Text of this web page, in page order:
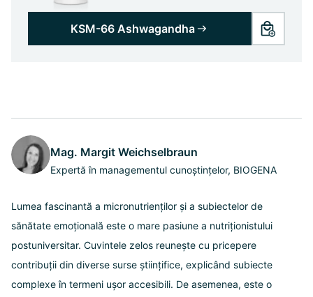
KSM-66 Ashwagandha
Mag. Margit Weichselbraun
Expertă în managementul cunoștințelor, BIOGENA
Lumea fascinantă a micronutrienților și a subiectelor de
sănătate emoțională este o mare pasiune a nutriționistului
postuniversitar. Cuvintele zelos reunește cu pricepere
contribuții din diverse surse științifice, explicând subiecte
complexe în termeni ușor accesibili. De asemenea, este o